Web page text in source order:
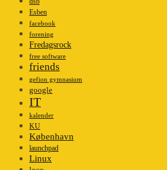
Esben
facebook
forening
Fredagsrock
free software
friends
gefion gymnasium
google
IT
kalender
KU
København
launchpad
Linux